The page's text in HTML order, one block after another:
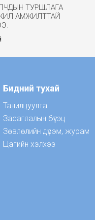
ТУРШЛАГА
АМЖИЛТТАЙ
Бидний тухай
Танилцуулга
Засаглалын бүтэц
Зөвлөлийн дүрэм, журам
Цагийн хэлхээ